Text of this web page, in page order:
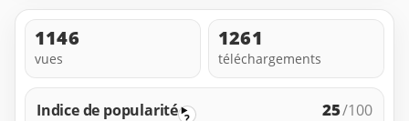
1146
vues
1261
téléchargements
Indice de popularité 25/100